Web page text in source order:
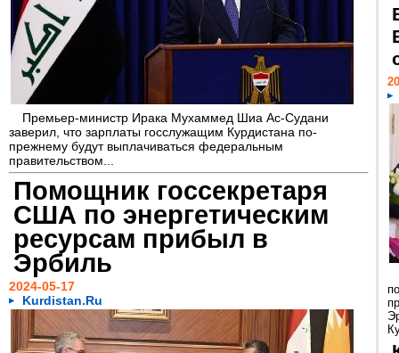
Премьер-министр Ирака Мухаммед Шиа Ас-Судани
заверил, что зарплаты госслужащим Курдистана по-
прежнему будут выплачиваться федеральным
правительством...
Помощник госсекретаря
США по энергетическим
ресурсам прибыл в
Эрбиль
2024-05-17
Kurdistan.Ru